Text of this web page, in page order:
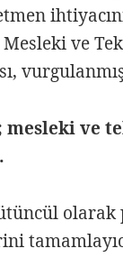
ve
mesleki ve
olarak